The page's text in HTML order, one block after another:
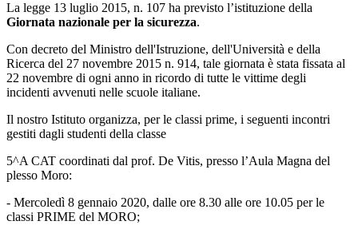
La legge 13 luglio 2015, n. 107 ha previsto l’istituzione della
Giornata nazionale per la sicurezza.
Con decreto del Ministro dell'Istruzione, dell'Università e della
Ricerca del 27 novembre 2015 n. 914, tale giornata è stata fissata al
22 novembre di ogni anno in ricordo di tutte le vittime degli
incidenti avvenuti nelle scuole italiane.
Il nostro Istituto organizza, per le classi prime, i seguenti incontri
gestiti dagli studenti della classe
5^A CAT coordinati dal prof. De Vitis, presso l’Aula Magna del
plesso Moro:
- Mercoledì 8 gennaio 2020, dalle ore 8.30 alle ore 10.05 per le
classi PRIME del MORO;